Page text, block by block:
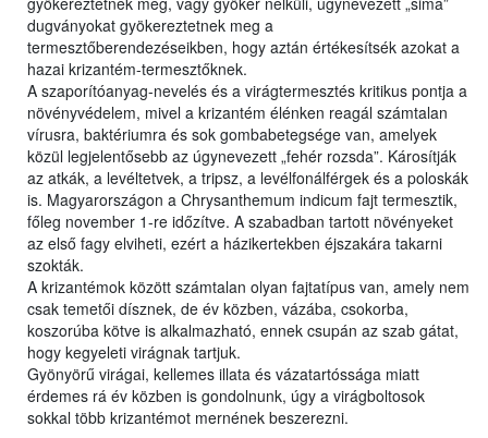
dugványokat gyökereztetnek meg a
termesztőberendezéseikben, hogy aztán értékesítsék azokat a
hazai krizantém-termesztőknek.
A szaporítóanyag-nevelés és a virágtermesztés kritikus pontja a
növényvédelem, mivel a krizantém élénken reagál számtalan
vírusra, baktériumra és sok gombabetegsége van, amelyek
közül legjelentősebb az úgynevezett „fehér rozsda”. Károsítják
az atkák, a levéltetvek, a tripsz, a levélfonálférgek és a poloskák
is. Magyarországon a Chrysanthemum indicum fajt termesztik,
főleg november 1-re időzítve. A szabadban tartott növényeket
az első fagy elviheti, ezért a házikertekben éjszakára takarni
szokták.
A krizantémok között számtalan olyan fajtatípus van, amely nem
csak temetői dísznek, de év közben, vázába, csokorba,
koszorúba kötve is alkalmazható, ennek csupán az szab gátat,
hogy kegyeleti virágnak tartjuk.
Gyönyörű virágai, kellemes illata és vázatartóssága miatt
érdemes rá év közben is gondolnunk, úgy a virágboltosok
sokkal több krizantémot mernének beszerezni.